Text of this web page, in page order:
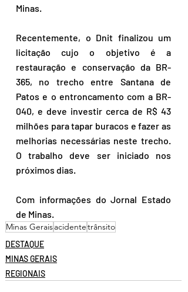
Minas.
Recentemente, o Dnit finalizou um
licitação cujo o objetivo é a
restauração e conservação da BR-
365, no trecho entre Santana de
Patos e o entroncamento com a BR-
040, e deve investir cerca de R$ 43
milhões para tapar buracos e fazer as
melhorias necessárias neste trecho.
O trabalho deve ser iniciado nos
próximos dias.
Com informações do Jornal Estado
de Minas.
Minas Geraisacidentetrânsito
DESTAQUE
MINAS GERAIS
REGIONAIS